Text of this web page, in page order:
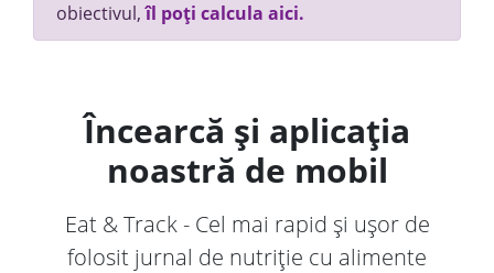
obiectivul,îl poți calcula aici.
Încearcă și aplicația
noastră de mobil
Eat & Track - Cel mai rapid și ușor de
folosit jurnal de nutriție cu alimente